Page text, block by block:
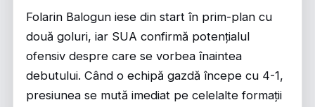
Folarin Balogun iese din start în prim-plan cu
două goluri, iar SUA confirmă potențialul
ofensiv despre care se vorbea înaintea
debutului. Când o echipă gazdă începe cu 4-1,
presiunea se mută imediat pe celelalte formații